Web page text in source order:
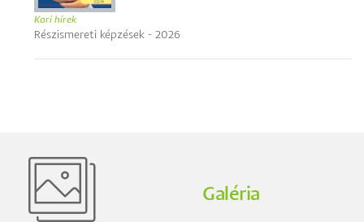
Kari hírek
Részismereti képzések - 2026
Galéria